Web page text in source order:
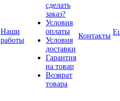
Наши
работы
сделать
заказ?
Условия
оплаты
Условия
доставки
Гарантия
на товар
Возврат
товара
Контакты